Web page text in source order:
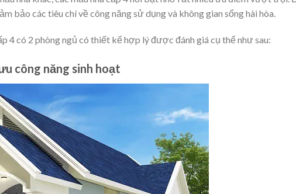
bảo các tiêu chí về công năng sử dụng và không gian sống hài hòa.
4 có 2 phòng ngủ có thiết kế hợp lý được đánh giá cụ thể như sau:
công năng sinh hoạt